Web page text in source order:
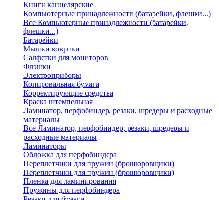
Книги канцелярские
Компьютерные принадлежности (батарейки, флешки...)
Все Компьютерные принадлежности (батарейки,
флешки...)
Батарейки
Мышки коврики
Салфетки для мониторов
Флэшки
Электроприборы
Копировальная бумага
Корректирующие средства
Краска штемпельная
Ламинатор, перфобиндер, резаки, шредеры и расходные
материалы
Все Ламинатор, перфобиндер, резаки, шредеры и
расходные материалы
Ламинаторы
Обложка для перфобиндера
Переплетчики для пружин (брошюровщики)
Переплетчики для пружин (брошюровщики)
Пленка для ламинирования
Пружины для перфобиндера